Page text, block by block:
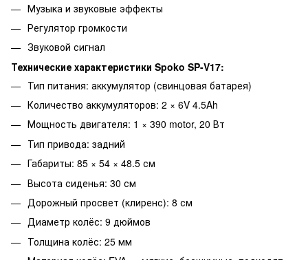
Музыка и звуковые эффекты
Регулятор громкости
Звуковой сигнал
Технические характеристики Spoko SP-V17:
Тип питания: аккумулятор (свинцовая батарея)
Количество аккумуляторов: 2 × 6V 4.5Ah
Мощность двигателя: 1 × 390 motor, 20 Вт
Тип привода: задний
Габариты: 85 × 54 × 48.5 см
Высота сиденья: 30 см
Дорожный просвет (клиренс): 8 см
Диаметр колёс: 9 дюймов
Толщина колёс: 25 мм